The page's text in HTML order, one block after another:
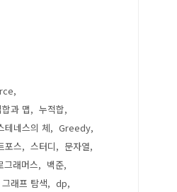
과 맵
누적합
테네스의 체
Greedy
포스 스터디
문자열
그래머스
백준
그래프 탐색
dp